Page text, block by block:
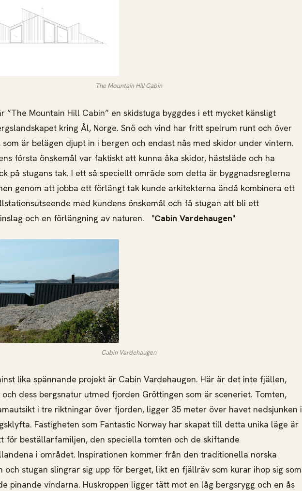
The Mountain Hill Cabin
”The Mountain Hill Cabin” en skidstuga byggdes i ett mycket känsligt
kring Ål, Norge. Snö och vind har fritt spelrum runt och över
som är belägen djupt in i bergen och endast nås med skidor under vintern.
första önskemål var faktiskt att kunna åka skidor, hästsläde och ha
på stugans tak. I ett så speciellt område som detta är byggnadsreglerna
genom att jobba ett förlängt tak kunde arkitekterna ändå kombinera ett
med kundens önskemål och få stugan att bli ett
och en förlängning av naturen. "Cabin Vardehaugen"
Cabin Vardehaugen
lika spännande projekt är Cabin Vardehaugen. Här är det inte fjällen,
dess bergsnatur utmed fjorden Gröttingen som är sceneriet. Tomten,
i tre riktningar över fjorden, ligger 35 meter över havet nedsjunken i
Fastigheten som Fantastic Norway har skapat till detta unika läge är
för beställarfamiljen, den speciella tomten och de skiftande
i området. Inspirationen kommer från den traditionella norska
och stugan slingrar sig upp för berget, likt en fjällräv som kurar ihop sig som
pinande vindarna. Huskroppen ligger tätt mot en låg bergsrygg och en ås